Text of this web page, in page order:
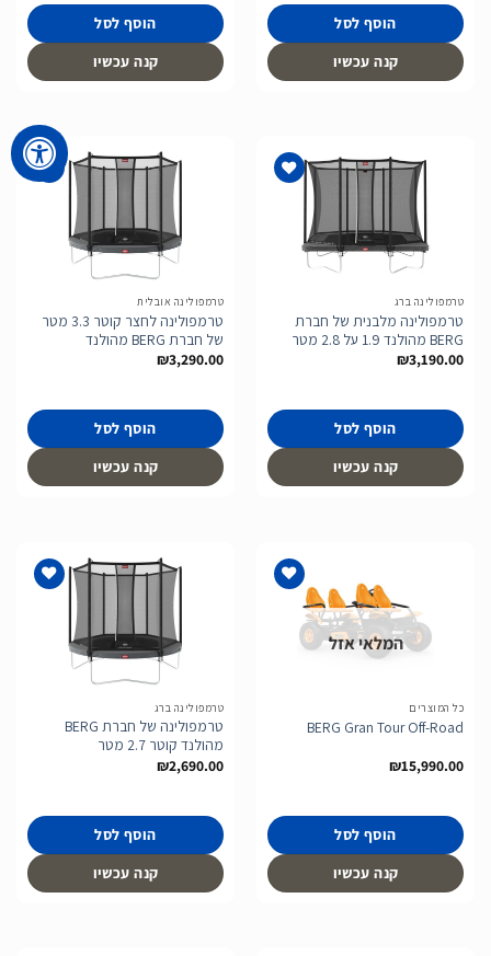
הוסף לסל
קנה עכשיו
הוסף לסל
קנה עכשיו
טרמפולינה ברג
טרמפולינה מלבנית של חברת
BERG מהולנד 1.9 על 2.8 מטר
₪3,190.00
הוסף לסל
קנה עכשיו
טרמפולינה אובלית
טרמפולינה לחצר קוטר 3.3 מטר
של חברת BERG מהולנד
₪3,290.00
הוסף לסל
קנה עכשיו
המלאי אזל
כל המוצרים
BERG Gran Tour Off-Road
₪15,990.00
הוסף לסל
קנה עכשיו
טרמפולינה ברג
טרמפולינה של חברת BERG
מהולנד קוטר 2.7 מטר
₪2,690.00
הוסף לסל
קנה עכשיו